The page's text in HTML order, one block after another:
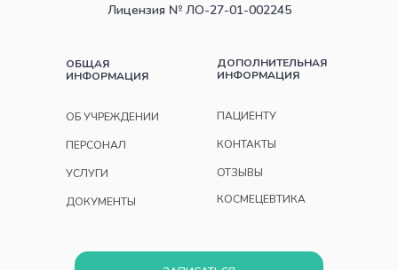
Лицензия № ЛО-27-01-002245
ОБЩАЯ
ИНФОРМАЦИЯ
ДОПОЛНИТЕЛЬНАЯ
ИНФОРМАЦИЯ
УСЛУГИ
ПЕРСОНАЛ
ОБ УЧРЕЖДЕНИИ
ДОКУМЕНТЫ
ОТЗЫВЫ
КОСМЕЦЕВТИКА
КОНТАКТЫ
ПАЦИЕНТУ